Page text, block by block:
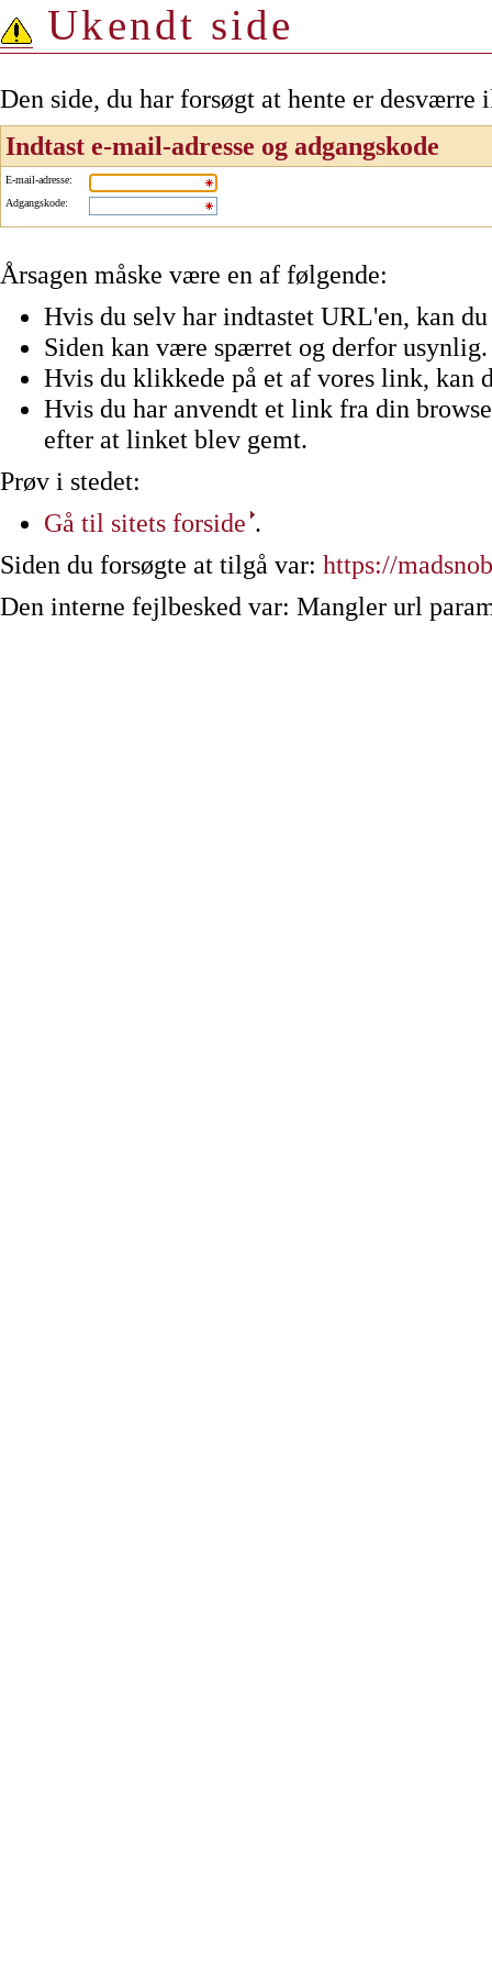
Ukendt side
Den side, du har forsøgt at hente er
Indtast e-mail-adresse og adgangskode
E-mail-adresse:
Adgangskode:
Årsagen måske være en af følgende:
Hvis du selv har indtastet URL'en, kan
Siden kan være spærret og derfor usynlig.
Hvis du klikkede på et af vores link, kan
Hvis du har anvendt et link fra din
efter at linket blev gemt.
Prøv i stedet:
Gå til sitets forside .
Siden du forsøgte at tilgå var: https://
Den interne fejlbesked var: Mangler url